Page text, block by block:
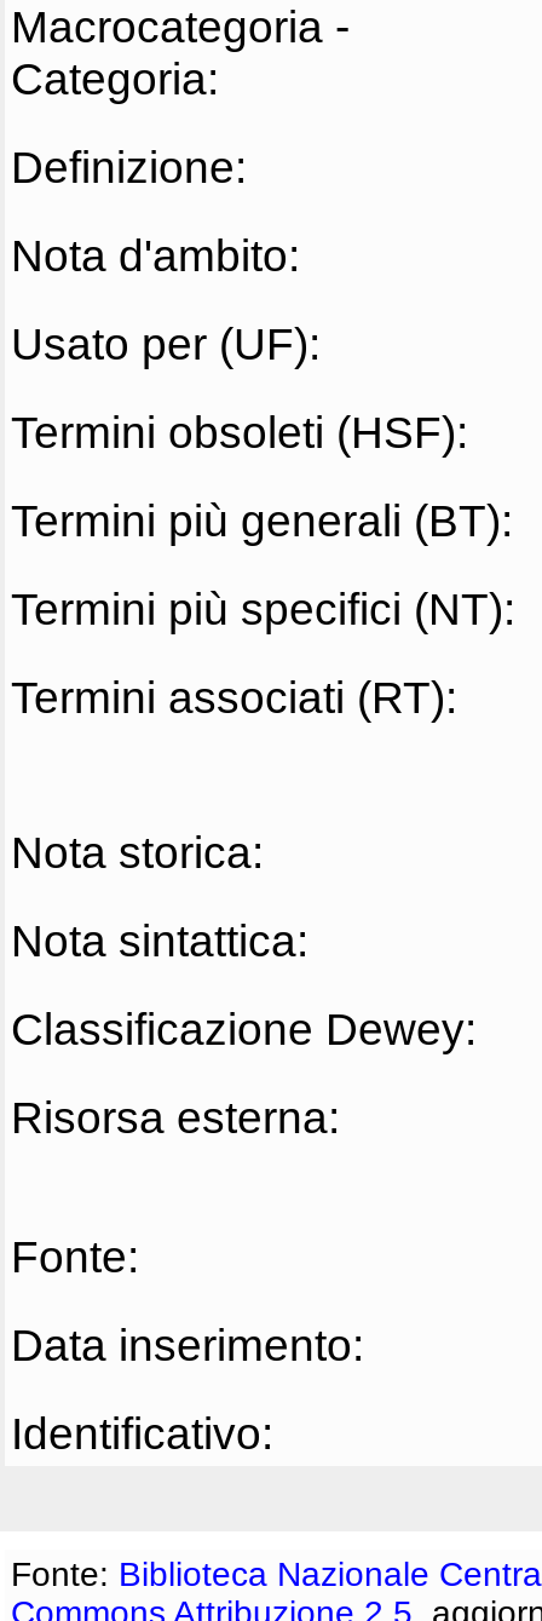
Macrocategoria -
Categoria:
Definizione:
Nota d'ambito:
Usato per (UF):
Termini obsoleti (HSF):
Termini più generali (BT):
Termini più specifici (NT):
Termini associati (RT):
Nota storica:
Nota sintattica:
Classificazione Dewey:
Risorsa esterna:
Fonte:
Data inserimento:
Identificativo:
Fonte: Biblioteca Nazionale
Commons Attribuzione 2.5 ,